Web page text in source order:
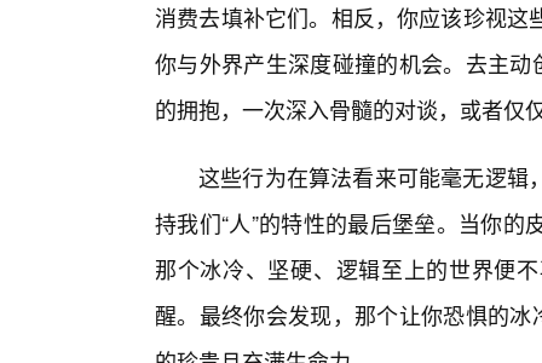
消费去填补它们。相反，你应该珍视
你与外界产生深度碰撞的机会。去主
的拥抱，一次深入骨髓的对谈，或者仅
这些行为在算法看来可能毫无逻辑
持我们“人”的特性的最后堡垒。当你
那个冰冷、坚硬、逻辑至上的世界便
醒。最终你会发现，那个让你恐惧的